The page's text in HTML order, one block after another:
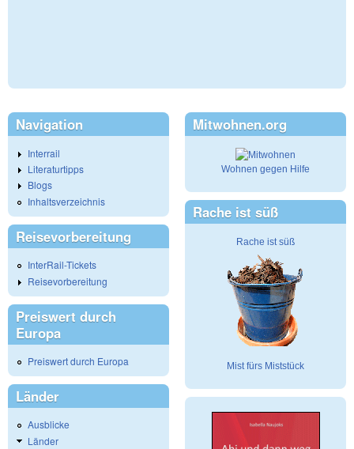
Navigation
Interrail
Literaturtipps
Blogs
Inhaltsverzeichnis
Reisevorbereitung
InterRail-Tickets
Reisevorbereitung
Preiswert durch
Europa
Preiswert durch Europa
Länder
Ausblicke
Länder
Mitwohnen.org
Wohnen gegen Hilfe
Rache ist süß
Rache ist süß
Mist fürs Miststück